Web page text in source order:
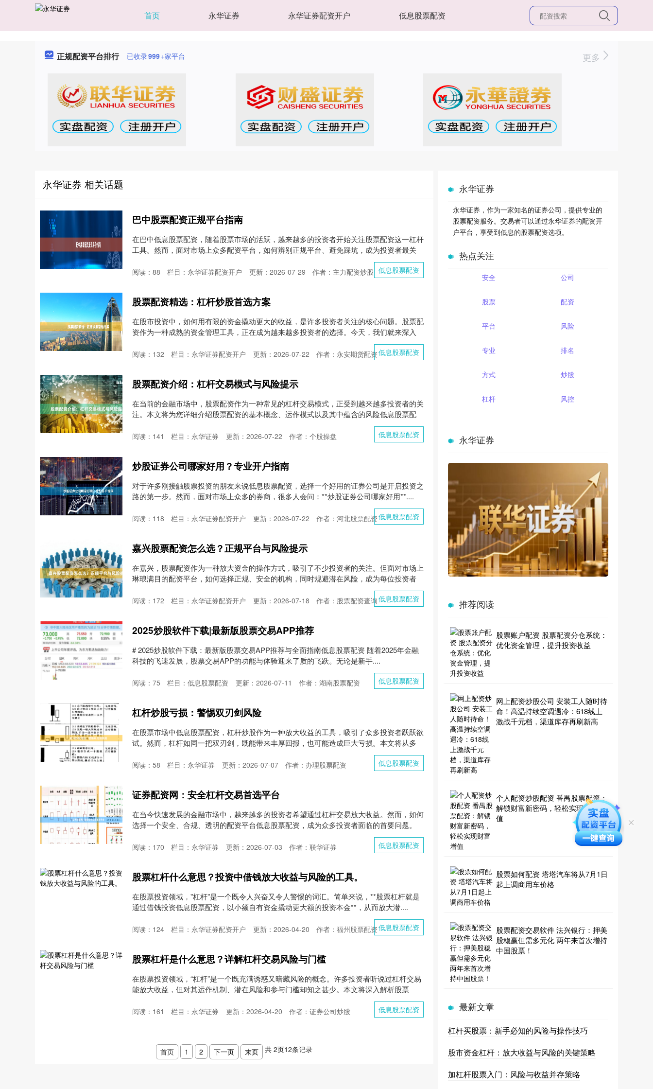
首页 永华证券 永华证券配资开户 低息股票配资
正规配资平台排行 已收录999+家平台 更多
永华证券 相关话题
巴中股票配资正规平台指南
在巴中低息股票配资，随着股票市场的活跃，越来越多的投资者开始关注股票配资这一杠杆
工具。然而，面对市场上众多配资平台，如何辨别正规平台、避免踩坑，成为投资者最关
低息股票配资
更新：2026-07-29 作者：主力配资炒股
阅读： 88 栏目： 永华证券配资开户
股票配资精选：杠杆炒股首选方案
在股市投资中，如何用有限的资金撬动更大的收益，是许多投资者关注的核心问题。股票配
资作为一种成熟的资金管理工具，正在成为越来越多投资者的选择。今天，我们就来深入
低息股票配资
更新：2026-07-22 作者：永安期货配资
阅读： 132 栏目： 永华证券配资开户
股票配资介绍：杠杆交易模式与风险提示
在当前的金融市场中，股票配资作为一种常见的杠杆交易模式，正受到越来越多投资者的关
注。本文将为您详细介绍股票配资的基本概念、运作模式以及其中蕴含的风险低息股票配
低息股票配资
更新：2026-07-22 作者：个股操盘
阅读： 141 栏目： 永华证券
炒股证券公司哪家好用？专业开户指南
对于许多刚接触股票投资的朋友来说低息股票配资，选择一个好用的证券公司是开启投资之
路的第一步。然而，面对市场上众多的券商，很多人会问：**炒股证券公司哪家好用**....
低息股票配资
更新：2026-07-22 作者：河北股票配资
阅读： 118 栏目： 永华证券配资开户
嘉兴股票配资怎么选？正规平台与风险提示
在嘉兴，股票配资作为一种放大资金的操作方式，吸引了不少投资者的关注。但面对市场上
琳琅满目的配资平台，如何选择正规、安全的机构，同时规避潜在风险，成为每位投资者
低息股票配资
更新：2026-07-18 作者：股票配资查询
阅读： 172 栏目： 永华证券配资开户
2025炒股软件下载|最新版股票交易APP推荐
# 2025炒股软件下载：最新版股票交易APP推荐与全面指南低息股票配资 随着2025年金融
科技的飞速发展，股票交易APP的功能与体验迎来了质的飞跃。无论是新手....
低息股票配资
更新：2026-07-11 作者：湖南股票配资
阅读： 75 栏目： 低息股票配资
杠杆炒股亏损：警惕双刃剑风险
在股票市场中低息股票配资，杠杆炒股作为一种放大收益的工具，吸引了众多投资者跃跃欲
试。然而，杠杆如同一把双刃剑，既能带来丰厚回报，也可能造成巨大亏损。本文将从多
低息股票配资
更新：2026-07-07 作者：办理股票配资
阅读： 58 栏目： 永华证券
证券配资网：安全杠杆交易首选平台
在当今快速发展的金融市场中，越来越多的投资者希望通过杠杆交易放大收益。然而，如何
选择一个安全、合规、透明的配资平台低息股票配资，成为众多投资者面临的首要问题。
低息股票配资
更新：2026-07-03 作者：联华证券
阅读： 170 栏目： 永华证券
股票杠杆什么意思？投资中借钱放大收益与风险的工具。
在股票投资领域，"杠杆"是一个既令人兴奋又令人警惕的词汇。简单来说，**股票杠杆就是
通过借钱投资低息股票配资，以小额自有资金撬动更大额的投资本金**，从而放大潜....
低息股票配资
更新：2026-04-20 作者：福州股票配资
阅读： 124 栏目： 永华证券配资开户
股票杠杆是什么意思？详解杠杆交易风险与门槛
在股票投资领域，“杠杆”是一个既充满诱惑又暗藏风险的概念。许多投资者听说过杠杆交易
能放大收益，但对其运作机制、潜在风险和参与门槛却知之甚少。本文将深入解析股票
低息股票配资
更新：2026-04-20 作者：证券公司炒股
阅读： 161 栏目： 永华证券
首页 1 2 下一页 末页 共 2页12条记录
永华证券
永华证券，作为一家知名的证券公司，提供专业的
股票配资服务。交易者可以通过永华证券的配资开
户平台，享受到低息的股票配资选项。
热点关注
安全 公司
股票 配资
平台 风险
专业 排名
方式 炒股
杠杆 风控
永华证券
推荐阅读
股票账户配资 股票配资分仓系统：
优化资金管理，提升投资收益
网上配资炒股公司 安装工人随时待
命！高温持续空调遇冷：618线上
激战千元档，渠道库存再刷新高
个人配资炒股配资 番禺股票配资：
解锁财富新密码，轻松实现财富增
值
股票如何配资 塔塔汽车将从7月1日
起上调商用车价格
股票配资交易软件 法兴银行：押美
股稳赢但需多元化 两年来首次增持
中国股票！
最新文章
杠杆买股票：新手必知的风险与操作技巧
股市资金杠杆：放大收益与风险的关键策略
加杠杆股票入门：风险与收益并存策略